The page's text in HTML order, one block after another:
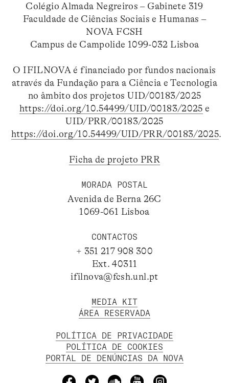
Colégio Almada Negreiros – Gabinete 319
Faculdade de Ciências Sociais e Humanas –
NOVA FCSH
Campus de Campolide 1099-032 Lisboa
O IFILNOVA é financiado por fundos nacionais
através da Fundação para a Ciência e Tecnologia
no âmbito dos projetos UID/00183/2025
https://doi.org/10.54499/UID/00183/2025 e
UID/PRR/00183/2025
https://doi.org/10.54499/UID/PRR/00183/2025.
Ficha de projeto PRR
MORADA POSTAL
Avenida de Berna 26C
1069-061 Lisboa
CONTACTOS
+ 351 217 908 300
Ext. 40311
ifilnova@fcsh.unl.pt
MEDIA KIT
ÁREA RESERVADA
POLÍTICA DE PRIVACIDADE
POLÍTICA DE COOKIES
PORTAL DE DENÚNCIAS DA NOVA